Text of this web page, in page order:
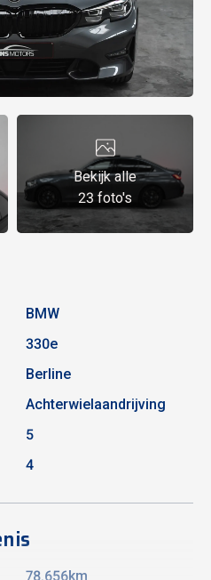
Bekijk alle
23 foto's
BMW
330e
Berline
Achterwielaandrijving
5
4
78.656km